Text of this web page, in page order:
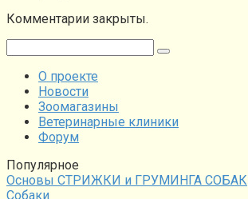
Комментарии закрыты.
О проекте
Новости
Зоомагазины
Ветеринарные клиники
Форум
Популярное
Основы СТРИЖКИ и ГРУМИНГА СОБАК
Собаки